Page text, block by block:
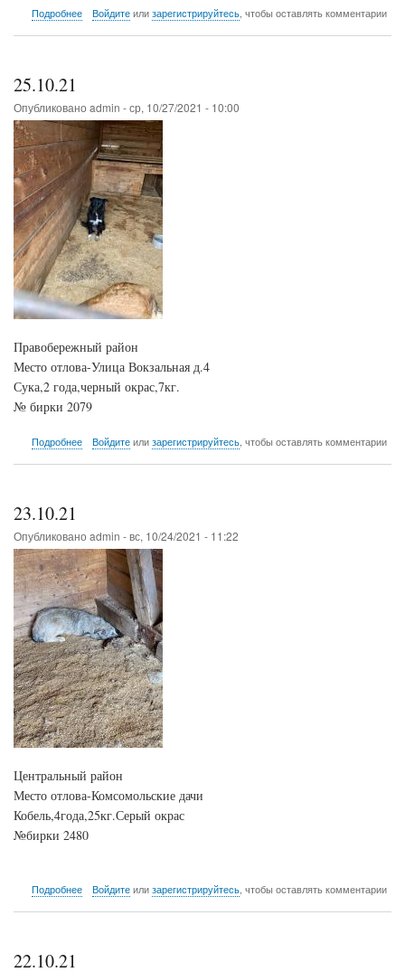
Подробнеео
Войдитеили зарегистрируйтесь, чтобы оставлять комментарии
25.10.21
Опубликовано admin -ср, 10/27/2021 - 10:00
Правобережный район
Место отлова-Улица Вокзальная д.4
Сука,2 года,черный окрас,7кг.
№ бирки 2079
Подробнеео
Войдитеили зарегистрируйтесь, чтобы оставлять комментарии
23.10.21
Опубликовано admin -вс, 10/24/2021 - 11:22
Центральный район
Место отлова-Комсомольские дачи
Кобель,4года,25кг.Серый окрас
№бирки 2480
Подробнеео
Войдитеили зарегистрируйтесь, чтобы оставлять комментарии
22.10.21